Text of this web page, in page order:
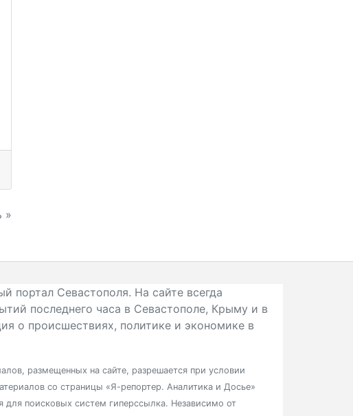
»
портал Севастополя. На сайте всегда
последнего часа в Севастополе, Крыму и в
о происшествиях, политике и экономике в
размещенных на сайте, разрешается при условии
со страницы «Я-репортер. Аналитика и Досье»
для поисковых систем гиперссылка. Независимо от